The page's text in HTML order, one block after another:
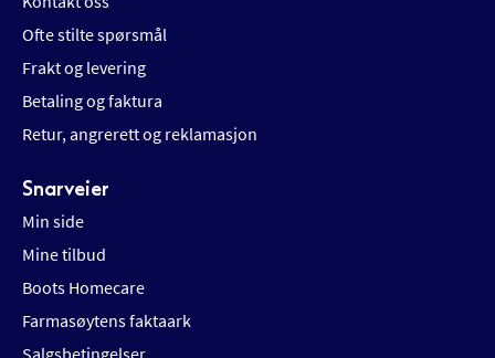
Ofte stilte spørsmål
Frakt og levering
Betaling og faktura
Retur, angrerett og reklamasjon
Snarveier
Min side
Mine tilbud
Boots Homecare
Farmasøytens faktaark
Salgsbetingelser